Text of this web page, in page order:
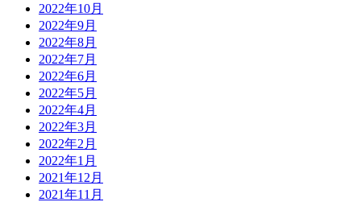
2022年10月
2022年9月
2022年8月
2022年7月
2022年6月
2022年5月
2022年4月
2022年3月
2022年2月
2022年1月
2021年12月
2021年11月